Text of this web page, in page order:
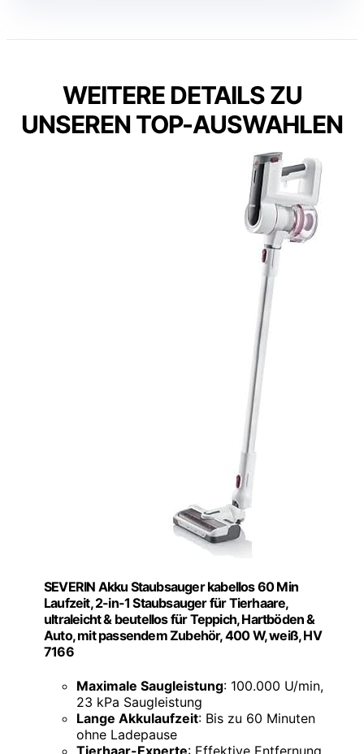
WEITERE DETAILS ZU
UNSEREN TOP-AUSWAHLEN
SEVERIN Akku Staubsauger kabellos 60 Min
Laufzeit, 2-in-1 Staubsauger für Tierhaare,
ultraleicht & beutellos für Teppich, Hartböden &
Auto, mit passendem Zubehör, 400 W, weiß, HV
7166
Maximale Saugleistung: 100.000 U/min,
23 kPa Saugleistung
Lange Akkulaufzeit: Bis zu 60 Minuten
ohne Ladepause
Tierhaar-Experte: Effektive Entfernung